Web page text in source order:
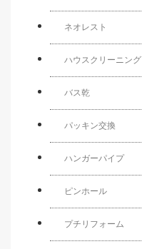
ネオレスト
ハウスクリーニング
バス乾
パッキン交換
ハンガーパイプ
ピンホール
プチリフォーム